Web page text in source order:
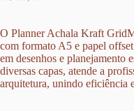
era:
R$ 34,90.
é:
R$ 29,88.
O Planner Achala Kraft
com formato A5 e papel
em desenhos e planejamento
diversas capas, atende a
arquitetura, unindo eficiência